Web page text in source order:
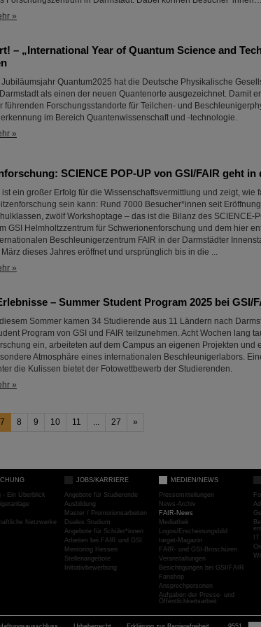
»
– „International Year of Quantum Science and
Jubiläumsjahr Quantum2025 hat die Deutsche Physikalische
als einen der neuen Quantenorte ausgezeichnet. Damit
führenden Forschungsstandorte für Teilchen- und
im Bereich Quantenwissenschaft und -technologie.
»
SCIENCE POP-UP von GSI/FAIR geht in
ist ein großer Erfolg für die Wissenschaftsvermittlung und zeigt, wie
sein kann: Rund 7000 Besucher*innen seit
zwölf Workshoptage – das ist die Bilanz des SCIENCE-
GSI Helmholtzzentrum für Schwerionenforschung und dem hier
Beschleunigerzentrum FAIR in der Darmstädter
März dieses Jahres eröffnet und ursprünglich bis in die ...
»
– Summer Student Program 2025 bei GSI/
diesem Sommer kamen 34 Studierende aus 11 Ländern nach
Program von GSI und FAIR teilzunehmen. Acht Wochen lang
ein, arbeiteten auf dem Campus an eigenen Projekten und
Atmosphäre eines internationalen Beschleunigerlabors.
die Kulissen bietet der Fotowettbewerb der Studierenden.
»
7 8 9 10 11 ... 27 »
- Ein Überblick
Netzwerke
JOBS/KARRIERE
Angebote für Studierende
Ausbildung
Master / Promotionsarbeiten
Duales Studium
Angebote für Schüler*innen
Arbeiten bei FAIR und GSI
Mentoring Hessen
Stellenangebote
Initiativbewerbung
MEDIEN/NEWS
Pressemitteilungen
News-Archiv
FAIR-News
Mediathek
Logos/Erscheinungsbild
target-Magazin
FAIR- und GSI-Broschüren
Veranstaltungen
Besichtigungen bei GSI/FAIR
Fanshop
Ansprechpersonen
Aufgaben der Presse- und
Öffentlichkeitsarbeit
IT